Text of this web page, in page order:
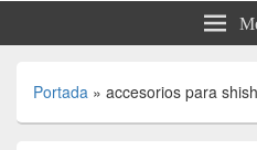
Portada » accesorios para